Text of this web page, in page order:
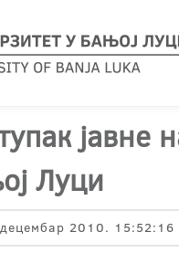
јавне
Луци
2010. 15:52:16